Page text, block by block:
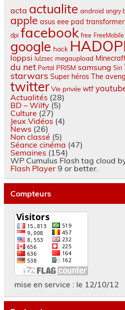
acta actualite android angry
apple asus eee pad transformer
dpi facebook free FreeMobile
google hack HADOPI
loppsi lulzsec megaupload
du net Portal PRISM samsung Siri
starwars Super héros The
twitter Vie privée wtf
Actualités (28)
BD – Wilfy(5)
Culture (27)
Jeux Vidéos (4)
News (26)
Non classé (5)
Séance cinéma (47)
Semaines (154)
WP Cumulus Flash tag cloud
Flash Player9 or better.
Compteurs
mise en service : le 12/10/12